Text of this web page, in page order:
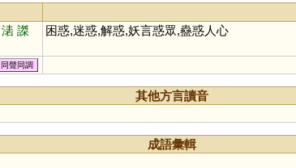
湱 謋
困惑,迷惑,解惑,妖言惑眾,蠱惑人心
同聲同調
其他方言讀音
成語彙輯